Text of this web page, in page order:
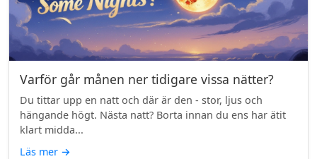
Varför går månen ner tidigare vissa nätter?
Du tittar upp en natt och där är den - stor, ljus och
hängande högt. Nästa natt? Borta innan du ens har ätit
klart midda...
Läs mer →